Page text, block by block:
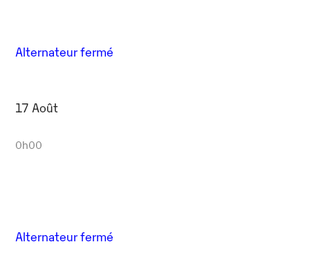
Alternateur fermé
17 Août
0h00
Alternateur fermé